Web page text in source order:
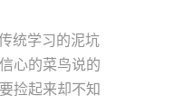
统学习的泥坑
心的菜鸟说的
捡起来却不知